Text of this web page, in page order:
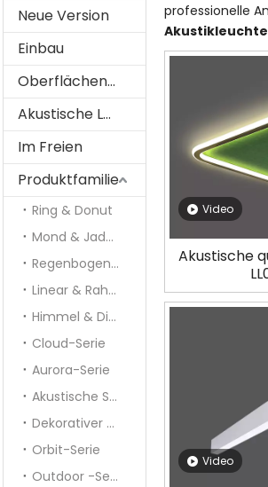
Neue Version
Einbau
Oberflächenmontiert
Akustische Lösung
Im Freien
Produktfamilie
Ring & Donut
Mond & Jade & Panel
Regenbogen und Galaxie
Linear & Rahmen
Himmel & Diamant
Cloud-Serie
Aurora-Serie
Akustische Serie
Dekorativer Anhänger
Orbit-Serie
Outdoor -Serie
professionelle
Akustikleuchte
Video
Akustische
Video